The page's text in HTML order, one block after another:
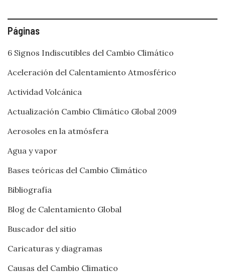
Páginas
6 Signos Indiscutibles del Cambio Climático
Aceleración del Calentamiento Atmosférico
Actividad Volcánica
Actualización Cambio Climático Global 2009
Aerosoles en la atmósfera
Agua y vapor
Bases teóricas del Cambio Climático
Bibliografía
Blog de Calentamiento Global
Buscador del sitio
Caricaturas y diagramas
Causas del Cambio Climatico